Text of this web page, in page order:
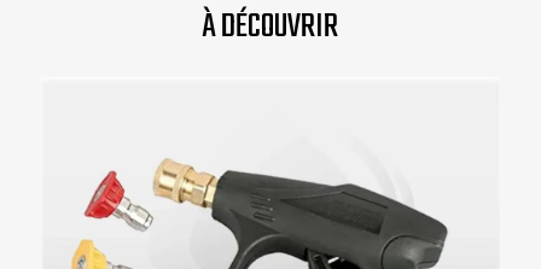
À DÉCOUVRIR